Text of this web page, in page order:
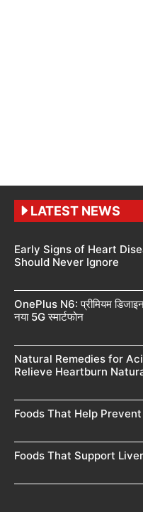
LATEST NEWS
Early Signs of Heart
Should Never Ignore
OnePlus N6: प्रीमियम
नया 5G स्मार्टफोन
Natural Remedies for
Relieve Heartburn
Foods That Help
Foods That Support